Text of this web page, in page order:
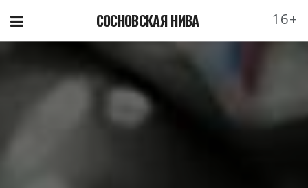
СОСНОВСКАЯ НИВА 16+